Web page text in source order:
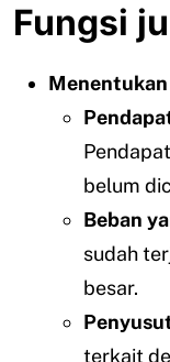
Fungsi
belum
Beban
sudah
besar.
terkait